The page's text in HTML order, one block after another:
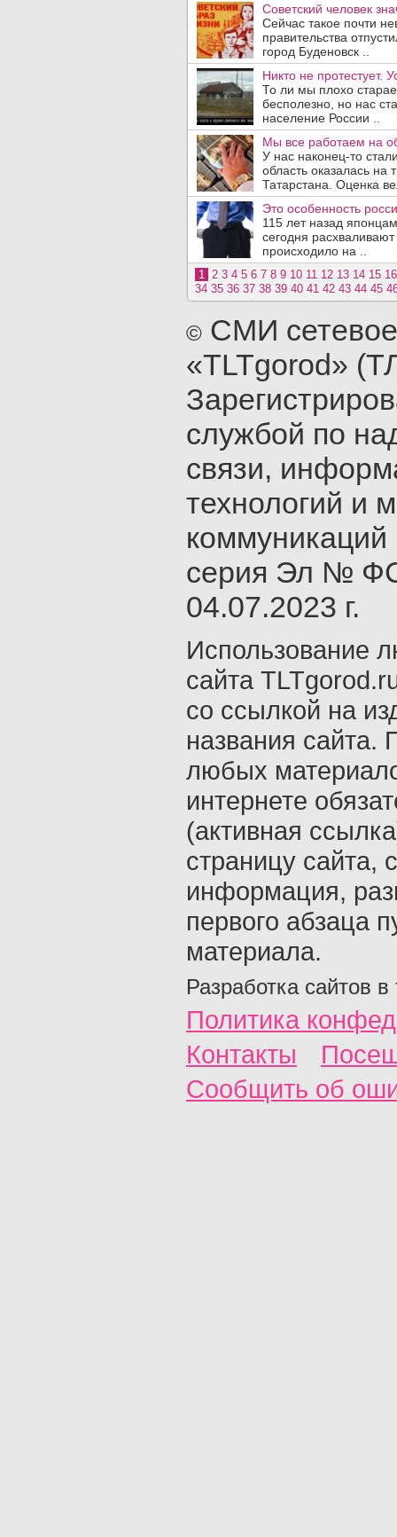
Советский человек
Сейчас такое почти
правительства
город Буденовск ..
Никто не протестует.
То ли мы плохо
бесполезно, но нас
население России ..
Мы все работаем на
У нас наконец-то
область оказалась на
Татарстана. Оценка
Это особенность
115 лет назад
сегодня
происходило на ..
1 2 3 4 5 6 7 8 9 10 11 12 13 14 15 16
34 35 36 37 38 39 40 41 42 43 44 45
© СМИ
«TLTgorod»
службой по
связи,
технологий и
серия Эл №
04.07.2023 г.
Использование
сайта
со ссылкой на
названия сайта.
любых
интернете
(активная
страницу сайта,
информация,
первого абзаца
материала.
Разработка сайтов в
Политика
Контакты
Сообщить об